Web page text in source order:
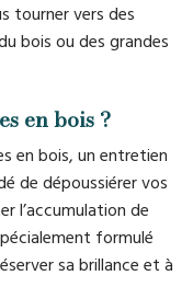
tourner vers des
bois ou des grandes
en bois ?
en bois, un entretien
de dépoussiérer vos
l’accumulation de
formulé
sa brillance et à